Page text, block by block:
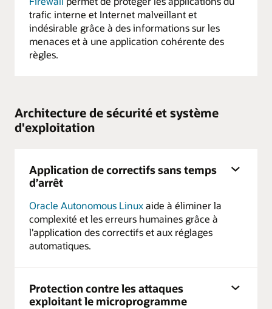
trafic interne et Internet malveillant et
indésirable grâce à des informations sur les
menaces et à une application cohérente des
règles.
Architecture de sécurité et système
d'exploitation
Application de correctifs sans temps
d’arrêt
Oracle Autonomous Linuxaide à éliminer la
complexité et les erreurs humaines grâce à
l'application des correctifs et aux réglages
automatiques.
Protection contre les attaques
exploitant le microprogramme